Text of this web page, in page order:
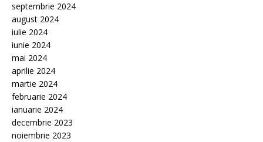
septembrie 2024
august 2024
iulie 2024
iunie 2024
mai 2024
aprilie 2024
martie 2024
februarie 2024
ianuarie 2024
decembrie 2023
noiembrie 2023